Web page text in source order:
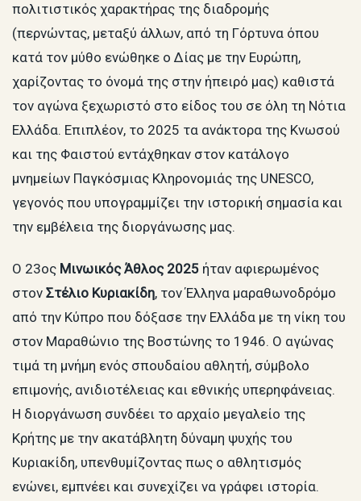
πολιτιστικός χαρακτήρας της διαδρομής
(περνώντας, μεταξύ άλλων, από τη Γόρτυνα όπου
κατά τον μύθο ενώθηκε ο Δίας με την Ευρώπη,
χαρίζοντας το όνομά της στην ήπειρό μας) καθιστά
τον αγώνα ξεχωριστό στο είδος του σε όλη τη Νότια
Ελλάδα. Επιπλέον, το 2025 τα ανάκτορα της Κνωσού
και της Φαιστού εντάχθηκαν στον κατάλογο
μνημείων Παγκόσμιας Κληρονομιάς της UNESCO,
γεγονός που υπογραμμίζει την ιστορική σημασία και
την εμβέλεια της διοργάνωσης μας.
Ο 23ος Μινωικός Άθλος 2025 ήταν αφιερωμένος
στον Στέλιο Κυριακίδη, τον Έλληνα μαραθωνοδρόμο
από την Κύπρο που δόξασε την Ελλάδα με τη νίκη του
στον Μαραθώνιο της Βοστώνης το 1946. Ο αγώνας
τιμά τη μνήμη ενός σπουδαίου αθλητή, σύμβολο
επιμονής, ανιδιοτέλειας και εθνικής υπερηφάνειας.
Η διοργάνωση συνδέει το αρχαίο μεγαλείο της
Κρήτης με την ακατάβλητη δύναμη ψυχής του
Κυριακίδη, υπενθυμίζοντας πως ο αθλητισμός
ενώνει, εμπνέει και συνεχίζει να γράφει ιστορία.